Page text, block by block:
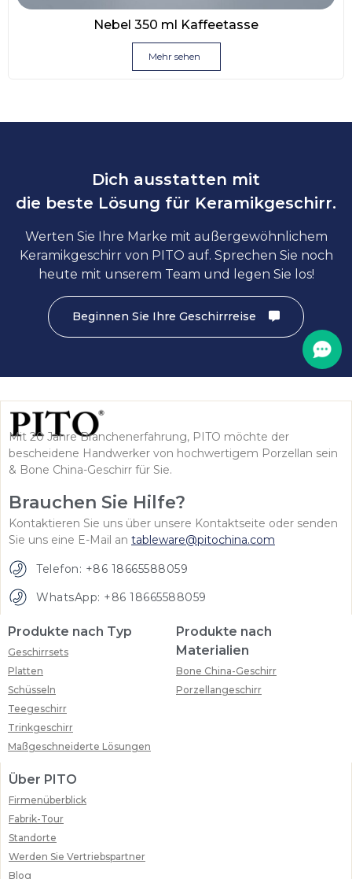
Nebel 350 ml Kaffeetasse
Mehr sehen
Dich ausstatten mit
die beste Lösung für Keramikgeschirr.
Werten Sie Ihre Marke mit außergewöhnlichem
Keramikgeschirr von PITO auf. Sprechen Sie noch
heute mit unserem Team und legen Sie los!
Beginnen Sie Ihre Geschirrreise
Mit 20 Jahre Branchenerfahrung, PITO möchte der
bescheidene Handwerker von hochwertigem Porzellan sein
& Bone China-Geschirr für Sie.
Brauchen Sie Hilfe?
Kontaktieren Sie uns über unsere Kontaktseite oder senden
Sie uns eine E-Mail an tableware@pitochina.com
Telefon: +86 18665588059
WhatsApp: +86 18665588059
Produkte nach Typ
Geschirrsets
Platten
Schüsseln
Teegeschirr
Trinkgeschirr
Maßgeschneiderte Lösungen
Produkte nach
Materialien
Bone China-Geschirr
Porzellangeschirr
Über PITO
Firmenüberblick
Fabrik-Tour
Standorte
Werden Sie Vertriebspartner
Blog